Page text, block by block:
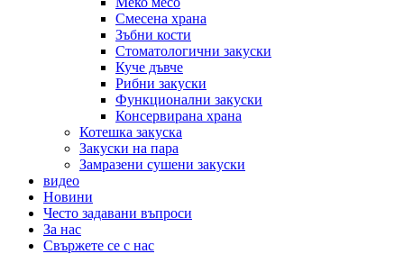
Смесена храна
Зъбни кости
Стоматологични закуски
Куче дъвче
Рибни закуски
Функционални закуски
Консервирана храна
Котешка закуска
Закуски на пара
Замразени сушени закуски
видео
Новини
Често задавани въпроси
За нас
Свържете се с нас